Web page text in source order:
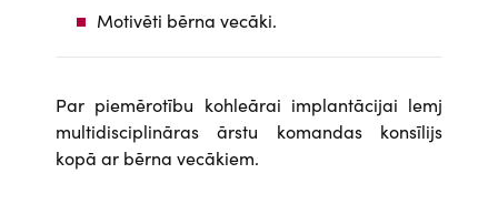
Motivēti bērna vecāki.
Par piemērotību kohleārai implantācijai lemj
multidisciplināras ārstu komandas konsīlijs
kopā ar bērna vecākiem.